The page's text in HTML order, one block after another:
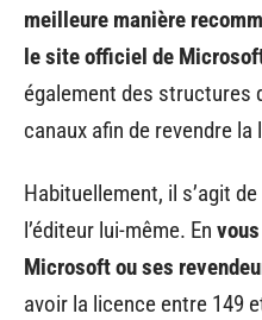
meilleure manière
le site officiel de
également des structures
canaux afin de revendre la
Habituellement, il s’agit
l’éditeur lui-même. En
Microsoft ou ses
avoir la licence entre 149